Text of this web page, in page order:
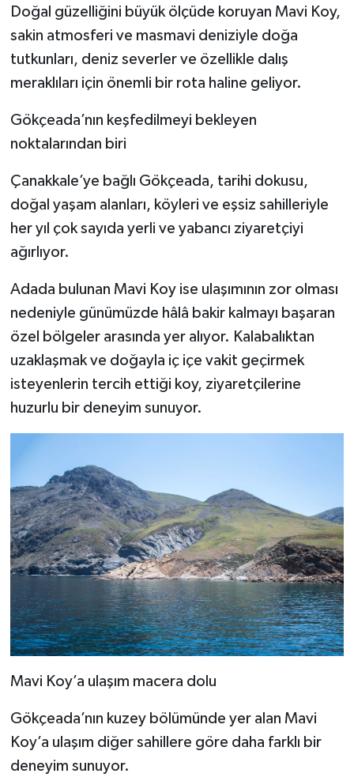
Doğal güzelliğini büyük ölçüde koruyan Mavi Koy,
sakin atmosferi ve masmavi deniziyle doğa
tutkunları, deniz severler ve özellikle dalış
meraklıları için önemli bir rota haline geliyor.
Gökçeada’nın keşfedilmeyi bekleyen
noktalarından biri
Çanakkale’ye bağlı Gökçeada, tarihi dokusu,
doğal yaşam alanları, köyleri ve eşsiz sahilleriyle
her yıl çok sayıda yerli ve yabancı ziyaretçiyi
ağırlıyor.
Adada bulunan Mavi Koy ise ulaşımının zor olması
nedeniyle günümüzde hâlâ bakir kalmayı başaran
özel bölgeler arasında yer alıyor. Kalabalıktan
uzaklaşmak ve doğayla iç içe vakit geçirmek
isteyenlerin tercih ettiği koy, ziyaretçilerine
huzurlu bir deneyim sunuyor.
Mavi Koy’a ulaşım macera dolu
Gökçeada’nın kuzey bölümünde yer alan Mavi
Koy’a ulaşım diğer sahillere göre daha farklı bir
deneyim sunuyor.